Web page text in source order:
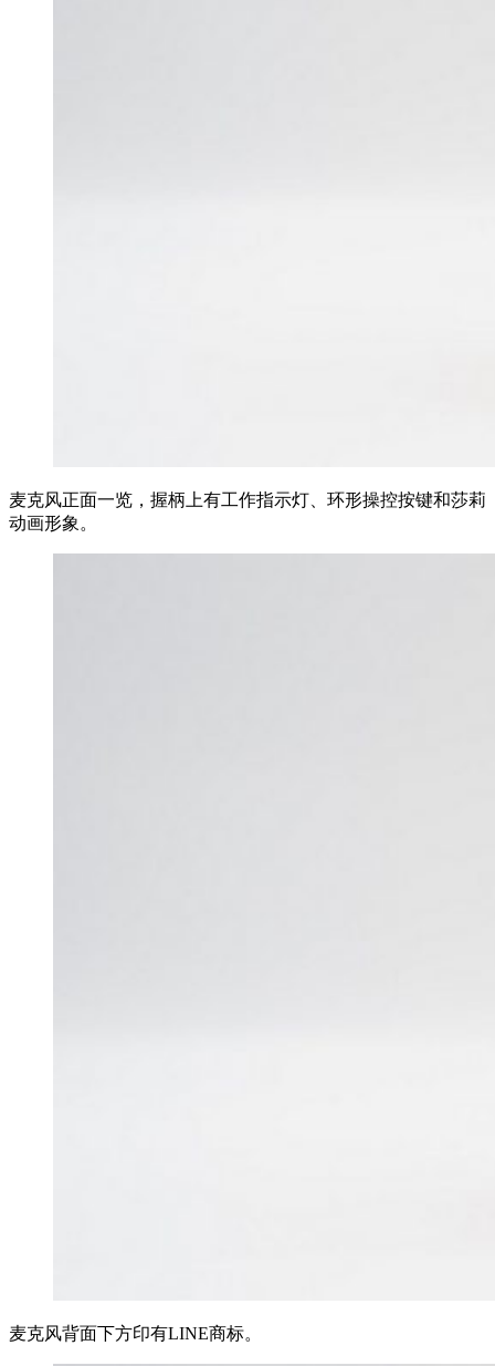
麦克风正面一览，握柄上有工作指示灯、环形操控按键和莎莉
动画形象。
麦克风背面下方印有LINE商标。